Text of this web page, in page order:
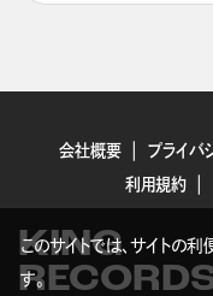
会社概要 プライバ
利用規約
KING
このサイトでは、サイトの
す。